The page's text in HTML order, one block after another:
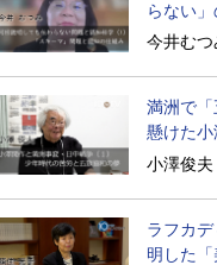
らない」
仕組み
今井むつ
満洲で
懸けた小
開作
小澤俊夫
ラフカ
明した「